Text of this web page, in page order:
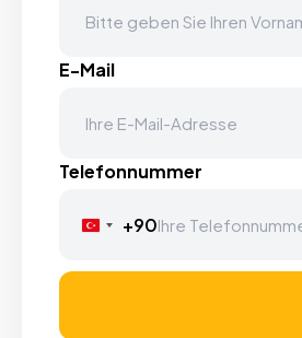
E-Mail
Telefonnummer
Turkey
+90